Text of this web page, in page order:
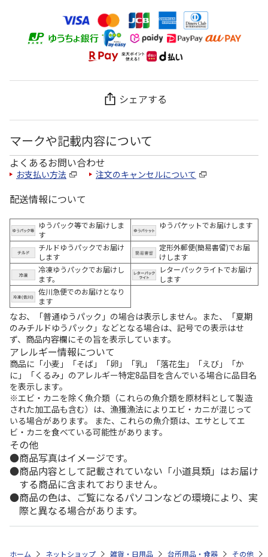
シェアする
マークや記載内容について
よくあるお問い合わせ
お支払い方法 注文のキャンセルについて
配送情報について
ゆうパック等でお届けしま
す
ゆうパケットでお届けします
チルドゆうパックでお届け
します
定形外郵便(簡易書留)でお届
けします
冷凍ゆうパックでお届けし
ます。
レターパックライトでお届け
します
佐川急便でのお届けとなり
ます
なお、「普通ゆうパック」の場合は表示しません。また、「夏期
のみチルドゆうパック」などとなる場合は、記号での表示はせ
ず、商品内容欄にその旨を表示しています。
アレルギー情報について
商品に「小麦」「そば」「卵」「乳」「落花生」「えび」「か
に」「くるみ」のアレルギー特定8品目を含んでいる場合に品目名
を表示します。
※エビ・カニを除く魚介類（これらの魚介類を原材料として製造
された加工品も含む）は、漁獲漁法によりエビ・カニが混じって
いる場合があります。 また、これらの魚介類は、エサとしてエ
ビ・カニを食べている可能性があります。
その他
商品写真はイメージです。
商品内容として記載されていない「小道具類」はお届け
する商品に含まれておりません。
商品の色は、ご覧になるパソコンなどの環境により、実
際と異なる場合があります。
ホーム ネットショップ 雑貨・日用品 台所用品・食器 その他